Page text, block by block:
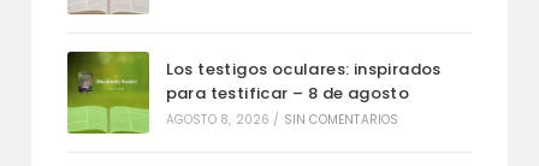
Los testigos oculares: inspirados
para testificar – 8 de agosto
AGOSTO 8, 2026 / SIN COMENTARIOS